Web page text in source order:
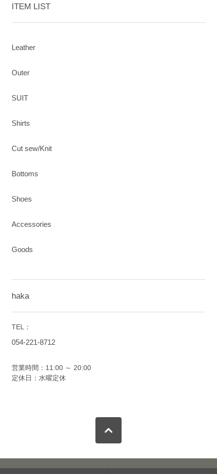
ITEM LIST
Leather
Outer
SUIT
Shirts
Cut sew/Knit
Bottoms
Shoes
Accessories
Goods
haka
TEL：
054-221-8712
営業時間：11:00 ～ 20:00
定休日：水曜定休